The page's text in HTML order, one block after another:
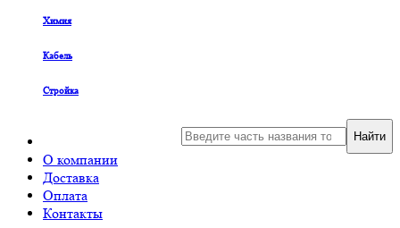
Химия
Кабель
Стройка
О компании
Доставка
Оплата
Контакты
Найти